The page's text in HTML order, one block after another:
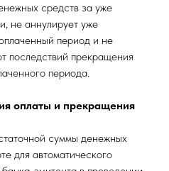
средств за уже
не аннулирует уже
период и не
последствий прекращения
периода.
оплаты и прекращения
суммы денежных
для автоматического